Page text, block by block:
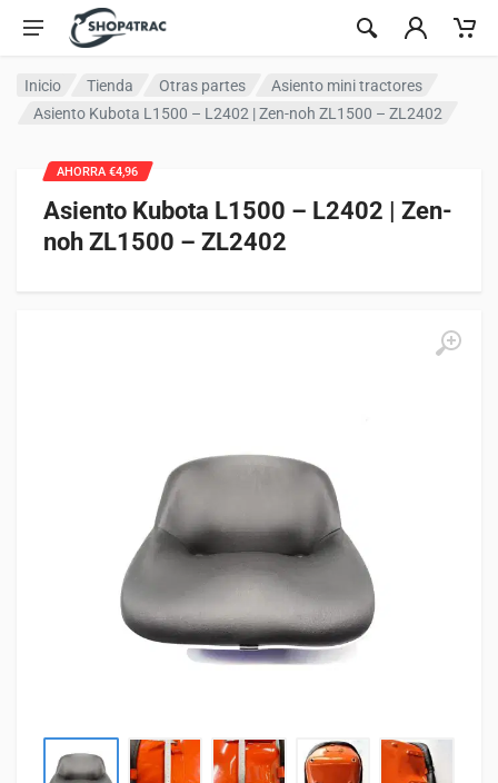
Ir al contenido
Inicio Tienda Otras partes
Asiento mini tractores
Asiento Kubota L1500 – L2402 | Zen-noh ZL1500 – ZL2402
Asiento Kubota L1500 – L2402 | Zen-
noh ZL1500 – ZL2402
AHORRA €4,96